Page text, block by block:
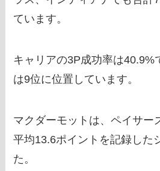
ています。
キャリアの3P成功率は40.9%
は9位に位置しています。
マクダーモットは、ペイサー
平均13.6ポイントを記録した
た。